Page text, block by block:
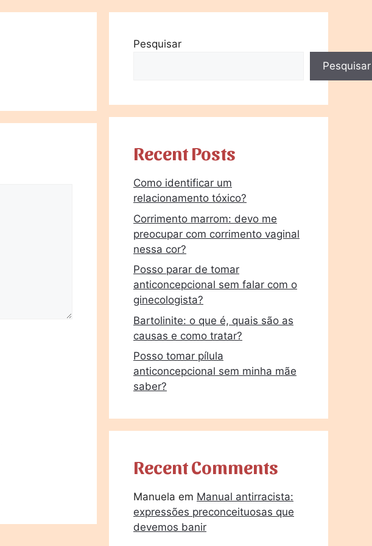
Pesquisar
Pesquisar
Recent Posts
Como identificar um
relacionamento tóxico?
Corrimento marrom: devo me
preocupar com corrimento vaginal
nessa cor?
Posso parar de tomar
anticoncepcional sem falar com o
ginecologista?
Bartolinite: o que é, quais são as
causas e como tratar?
Posso tomar pílula
anticoncepcional sem minha mãe
saber?
Recent Comments
Manuela em Manual antirracista:
expressões preconceituosas que
devemos banir